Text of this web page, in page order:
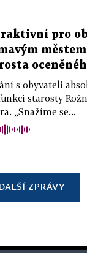
pro
s obyvateli
starosty
„Snažíme se...
DALŠÍ ZPRÁVY